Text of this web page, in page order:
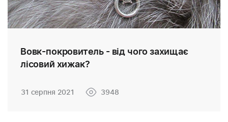
Вовк-покровитель - від чого захищає
лісовий хижак?
31 серпня 2021 3948